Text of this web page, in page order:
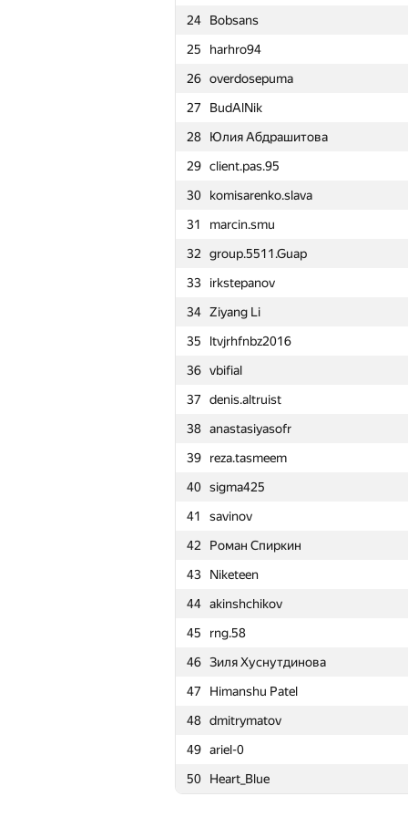
24
Bobsans
25
harhro94
26 overdosepuma
27
BudAlNik
28
Юлия Абдрашитова
29 client.pas.95
30
komisarenko.slava
31
marcin.smu
32
group.5511.Guap
33
irkstepanov
34 Ziyang Li
35
ltvjrhfnbz2016
36 vbifial
37
denis.altruist
38 anastasiyasofr
39
reza.tasmeem
40 sigma425
41
savinov
42
Роман Спиркин
43
Niketeen
44 akinshchikov
45
rng.58
46 Зиля Хуснутдинова
47
Himanshu Patel
48 dmitrymatov
49 ariel-0
50
Heart_Blue
1 pperm86
2
ilyakor
3
Rohit Ranjan
4
yushkevichaleks
5
vntshh
6
admarkov2018
7
ktcat
8
alex.poplyovko
9
Quốc Cường Trần
10
Lukasz16a
11 Maxim Yagafarov
12
tmt514
13
KliKir99
14
ariacas
15 apiad
16
a2vi
17 Артем Заболотный
18
fpc.exe
19
ya.anonimovich2015
20
denkub-96
21 grikukan
22
Dmytro
23 aangairbender
24
Bobsans
25 harhro94
26 overdosepuma
27
BudAlNik